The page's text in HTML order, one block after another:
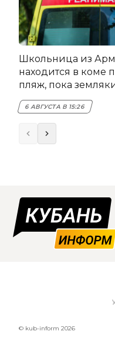
Школьница из
находится в коме
пляж, пока
помощь
6 АВГУСТА В 15:26
© kub-inform 2026